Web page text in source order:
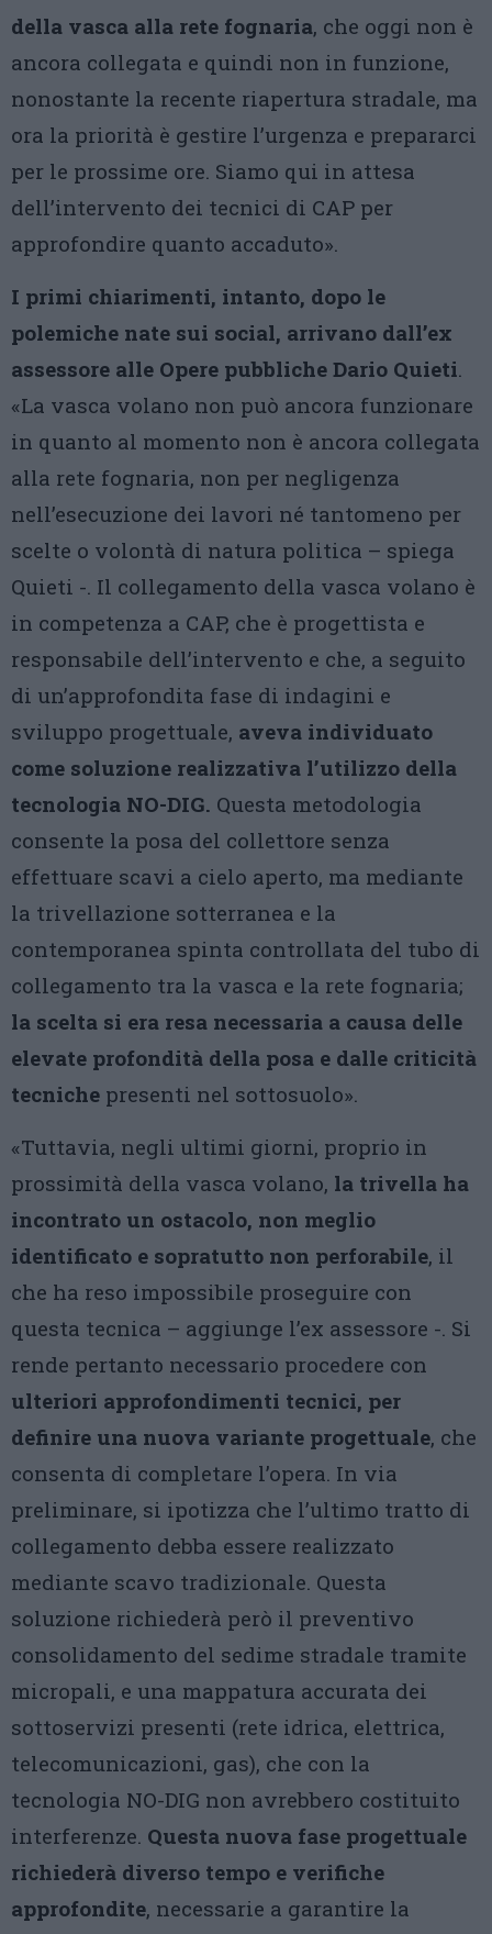
della vasca alla rete fognaria, che oggi non è
ancora collegata e quindi non in funzione,
nonostante la recente riapertura stradale, ma
ora la priorità è gestire l’urgenza e prepararci
per le prossime ore. Siamo qui in attesa
dell’intervento dei tecnici di CAP per
approfondire quanto accaduto».
I primi chiarimenti, intanto, dopo le
polemiche nate sui social, arrivano dall’ex
assessore alle Opere pubbliche Dario Quieti.
«La vasca volano non può ancora funzionare
in quanto al momento non è ancora collegata
alla rete fognaria, non per negligenza
nell’esecuzione dei lavori né tantomeno per
scelte o volontà di natura politica – spiega
Quieti -. Il collegamento della vasca volano è
in competenza a CAP, che è progettista e
responsabile dell’intervento e che, a seguito
di un’approfondita fase di indagini e
sviluppo progettuale, aveva individuato
come soluzione realizzativa l’utilizzo della
tecnologia NO-DIG. Questa metodologia
consente la posa del collettore senza
effettuare scavi a cielo aperto, ma mediante
la trivellazione sotterranea e la
contemporanea spinta controllata del tubo di
collegamento tra la vasca e la rete fognaria;
la scelta si era resa necessaria a causa delle
elevate profondità della posa e dalle criticità
tecniche presenti nel sottosuolo».
«Tuttavia, negli ultimi giorni, proprio in
prossimità della vasca volano, la trivella ha
incontrato un ostacolo, non meglio
identificato e sopratutto non perforabile, il
che ha reso impossibile proseguire con
questa tecnica – aggiunge l’ex assessore -. Si
rende pertanto necessario procedere con
ulteriori approfondimenti tecnici, per
definire una nuova variante progettuale, che
consenta di completare l’opera. In via
preliminare, si ipotizza che l’ultimo tratto di
collegamento debba essere realizzato
mediante scavo tradizionale. Questa
soluzione richiederà però il preventivo
consolidamento del sedime stradale tramite
micropali, e una mappatura accurata dei
sottoservizi presenti (rete idrica, elettrica,
telecomunicazioni, gas), che con la
tecnologia NO-DIG non avrebbero costituito
interferenze. Questa nuova fase progettuale
richiederà diverso tempo e verifiche
approfondite, necessarie a garantire la